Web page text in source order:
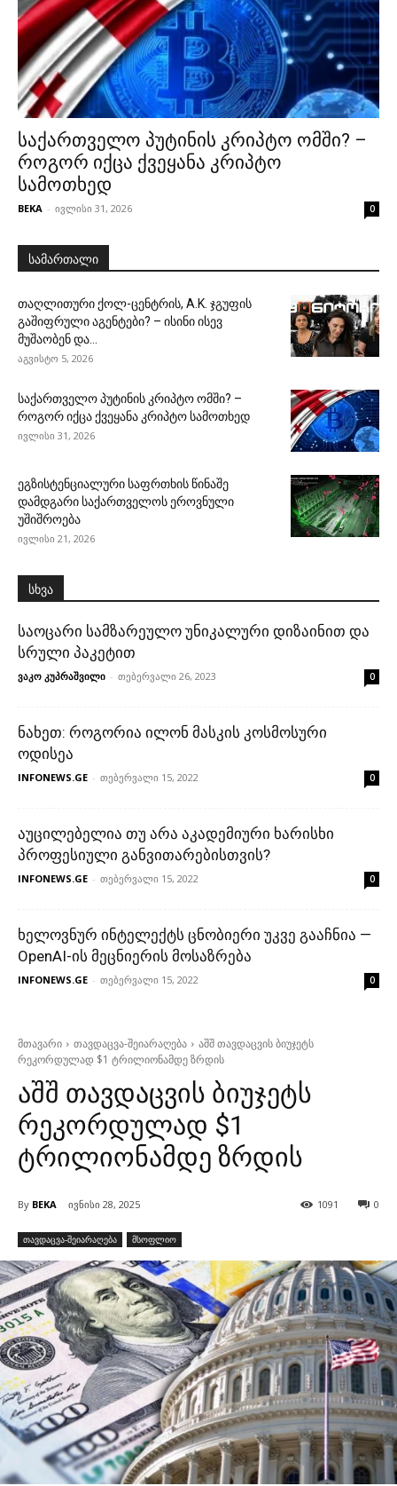
საქართველო პუტინის კრიპტო ომში? –
როგორ იქცა ქვეყანა კრიპტო
სამოთხედ
BEKA - ივლისი 31, 2026 0
სამართალი
თაღლითური ქოლ-ცენტრის, A.K. ჯგუფის
გაშიფრული აგენტები? – ისინი ისევ
მუშაობენ და...
აგვისტო 5, 2026
საქართველო პუტინის კრიპტო ომში? –
როგორ იქცა ქვეყანა კრიპტო სამოთხედ
ივლისი 31, 2026
ეგზისტენციალური საფრთხის წინაშე
დამდგარი საქართველოს ეროვნული
უშიშროება
ივლისი 21, 2026
სხვა
საოცარი სამზარეულო უნიკალური დიზაინით და
სრული პაკეტით
ვაკო კუპრაშვილი - თებერვალი 26, 2023 0
ნახეთ: როგორია ილონ მასკის კოსმოსური
ოდისეა
INFONEWS.GE - თებერვალი 15, 2022 0
აუცილებელია თუ არა აკადემიური ხარისხი
პროფესიული განვითარებისთვის?
INFONEWS.GE - თებერვალი 15, 2022 0
ხელოვნურ ინტელექტს ცნობიერი უკვე გააჩნია —
OpenAI-ის მეცნიერის მოსაზრება
INFONEWS.GE - თებერვალი 15, 2022 0